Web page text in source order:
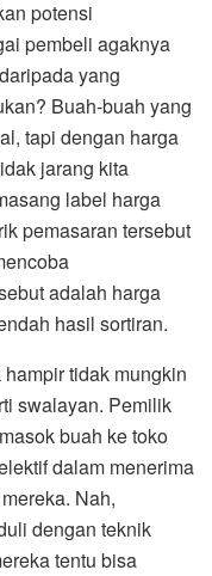
potensi
pembeli agaknya
yang
Buah-buah yang
tapi dengan harga
jarang kita
label harga
pemasaran tersebut
adalah harga
hasil sortiran.
tidak mungkin
swalayan. Pemilik
buah ke toko
dalam menerima
Nah,
dengan teknik
tentu bisa